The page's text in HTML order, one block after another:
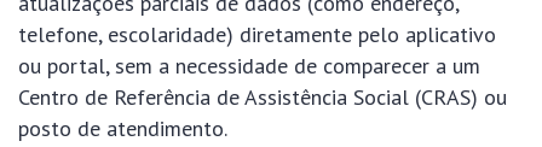
telefone, escolaridade) diretamente pelo aplicativo
ou portal, sem a necessidade de comparecer a um
Centro de Referência de Assistência Social (CRAS) ou
posto de atendimento.